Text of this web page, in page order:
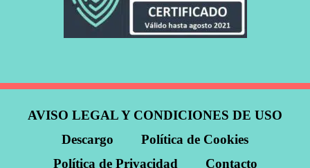
AVISO LEGAL Y CONDICIONES DE USO
Descargo
Política de Cookies
Política de Privacidad
Contacto